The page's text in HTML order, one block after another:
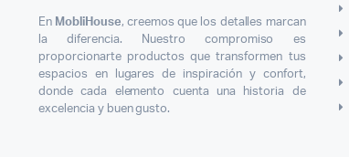
En MobliHouse, creemos que los detalles marcan
la diferencia. Nuestro compromiso es
proporcionarte productos que transformen tus
espacios en lugares de inspiración y confort,
donde cada elemento cuenta una historia de
excelencia y buen gusto.